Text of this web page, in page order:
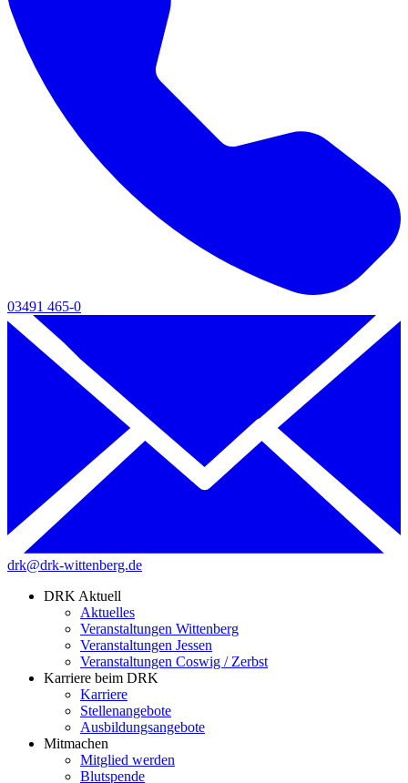
03491 465-0
drk@drk-wittenberg.de
DRK Aktuell
Aktuelles
Veranstaltungen Wittenberg
Veranstaltungen Jessen
Veranstaltungen Coswig / Zerbst
Karriere beim DRK
Karriere
Stellenangebote
Ausbildungsangebote
Mitmachen
Mitglied werden
Blutspende